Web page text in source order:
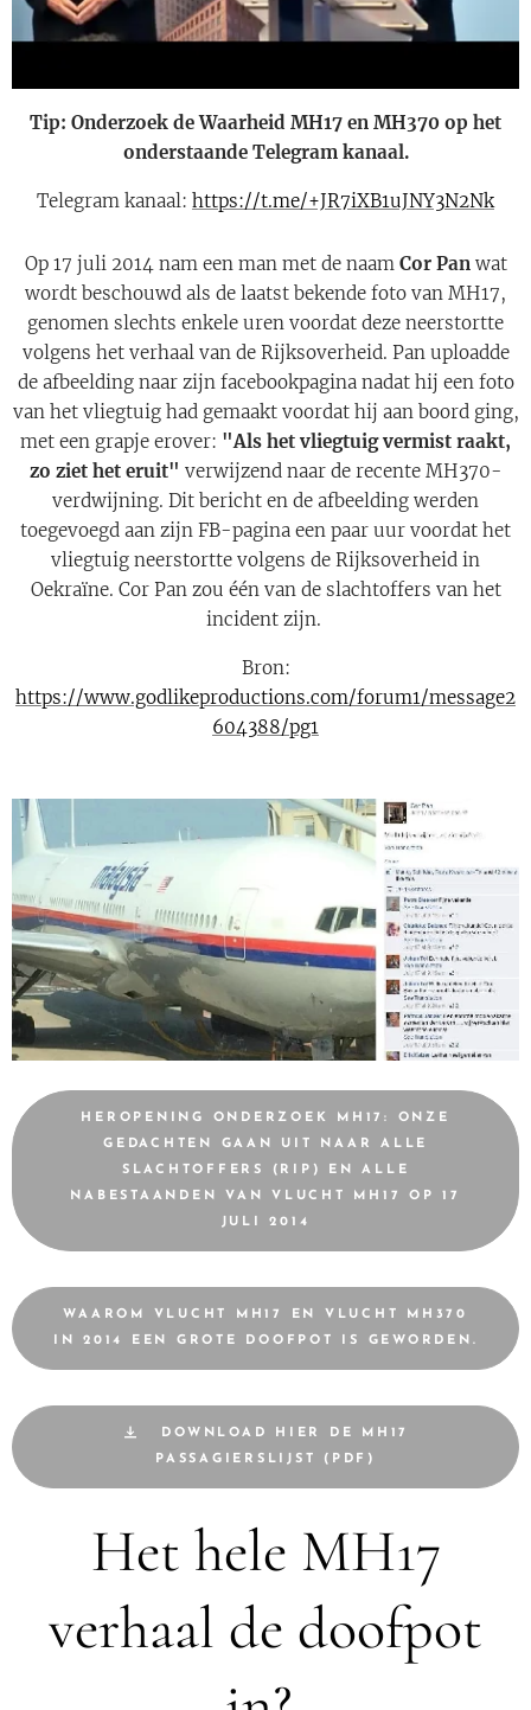
Tip: Onderzoek de Waarheid MH17 en MH370 op het
onderstaande Telegram kanaal.
Telegram kanaal: https://t.me/+JR7iXB1uJNY3N2Nk
Op 17 juli 2014 nam een man met de naam Cor Pan wat
wordt beschouwd als de laatst bekende foto van MH17,
genomen slechts enkele uren voordat deze neerstortte
volgens het verhaal van de Rijksoverheid. Pan uploadde
de afbeelding naar zijn facebookpagina nadat hij een foto
van het vliegtuig had gemaakt voordat hij aan boord ging,
met een grapje erover: "Als het vliegtuig vermist raakt,
zo ziet het eruit" verwijzend naar de recente MH370-
verdwijning. Dit bericht en de afbeelding werden
toegevoegd aan zijn FB-pagina een paar uur voordat het
vliegtuig neerstortte volgens de Rijksoverheid in
Oekraïne. Cor Pan zou één van de slachtoffers van het
incident zijn.
Bron:
https://www.godlikeproductions.com/forum1/message2
604388/pg1
HEROPENING ONDERZOEK MH17: ONZE
GEDACHTEN GAAN UIT NAAR ALLE
SLACHTOFFERS (RIP) EN ALLE
NABESTAANDEN VAN VLUCHT MH17 OP 17
JULI 2014
WAAROM VLUCHT MH17 EN VLUCHT MH370
IN 2014 EEN GROTE DOOFPOT IS GEWORDEN.
DOWNLOAD HIER DE MH17
PASSAGIERSLIJST (PDF)
Het hele MH17
verhaal de doofpot